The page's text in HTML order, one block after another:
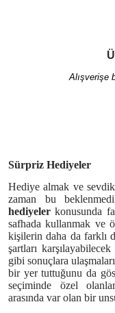
Alışverişe
Sürpriz Hediyeler
Hediye almak ve
zaman bu
hediyelerkonusunda
safhada kullanmak ve
kişilerin daha da farklı
şartları
gibi sonuçlara
bir yer tuttuğunu da
seçiminde özel
arasında var olan bir